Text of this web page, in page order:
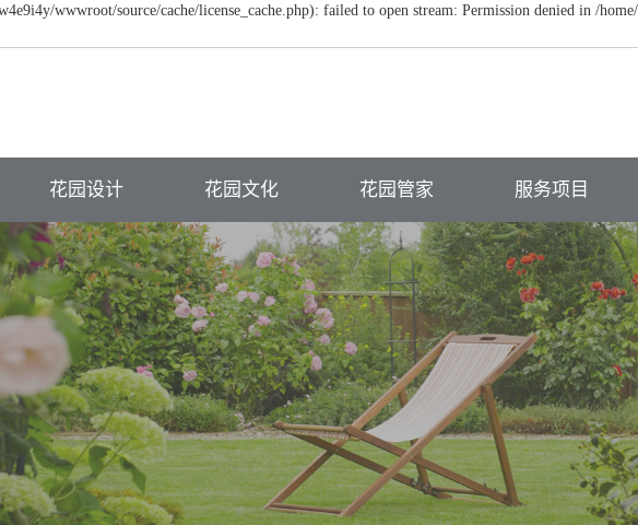
wwwroot/source/cache/license_cache.php): failed to open stream: Permission denied in /
花园设计
花园实景
设计方案
施工过程
花园文化
主题花园
功能规划
花园软装
花园管家
植物养护
硬质维护
病虫防治
服务项目
屋顶花园
别墅庭院景观
商业绿地景观
民俗生态酒店
植物配置养护